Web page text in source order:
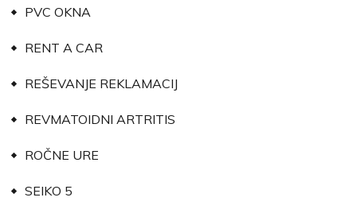
PVC OKNA
RENT A CAR
REŠEVANJE REKLAMACIJ
REVMATOIDNI ARTRITIS
ROČNE URE
SEIKO 5